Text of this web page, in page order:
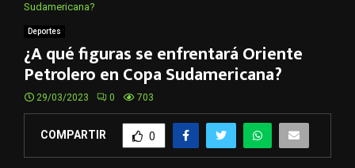
Sudamericana?
Deportes
¿A qué figuras se enfrentará Oriente
Petrolero en Copa Sudamericana?
29/03/2023 0 703
COMPARTIR 0